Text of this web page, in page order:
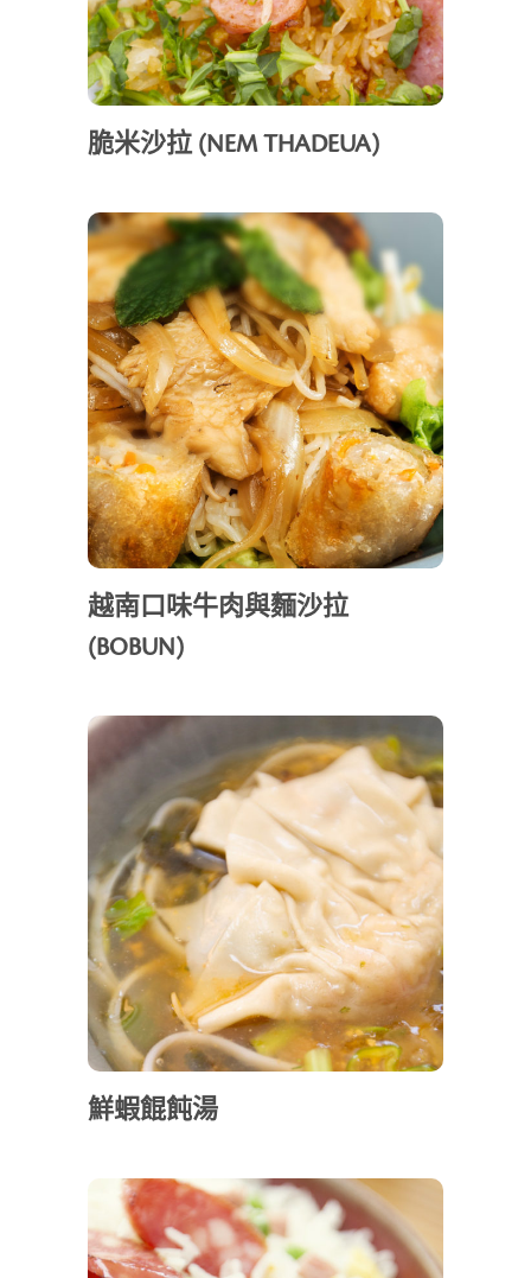
脆米沙拉 (NEM THADEUA)
越南口味牛肉與麵沙拉
(BOBUN)
鮮蝦餛飩湯